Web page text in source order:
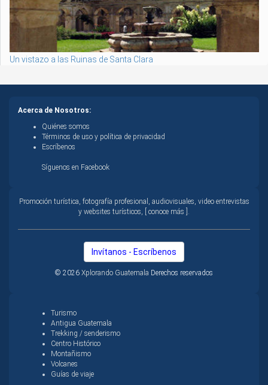
Un vistazo a las Ruinas de Santa Clara
Acerca de Nosotros:
Quiénes somos
Términos de uso y política de privacidad
Escríbenos
Síguenos en Facebook
Promoción turística, fotografía profesional, audiovisuales, video entrevistas
y websites turísticos, [ conoce más ].
Invítanos - Escríbenos
© 2026 Xplorando Guatemala Derechos reservados
Turismo
Antigua Guatemala
Trekking / senderismo
Centro Histórico
Montañismo
Volcanes
Guías de viaje